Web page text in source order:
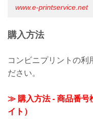
www.e-printservice.net
購入方法
コンビニプリントの利
ださい。
≫ 購入方法 - 商品番号
イト）